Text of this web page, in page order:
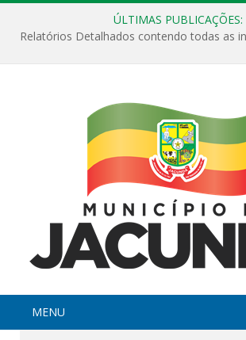
ÚLTIMAS PUBLICAÇÕES:
MENU